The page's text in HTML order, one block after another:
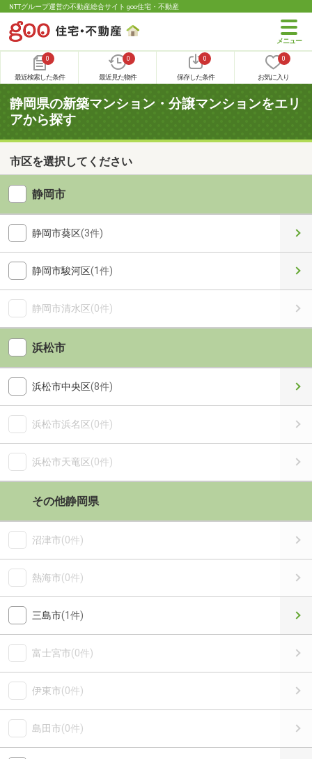
NTTグループ運営の不動産総合サイト goo住宅・不動産
0
最近検索した条件
0
最近見た物件
0
保存した条件
0
お気に入り
静岡県の新築マンション・分譲マンションをエリ
アから探す
市区を選択してください
静岡市
静岡市葵区(3件)
静岡市駿河区(1件)
静岡市清水区(0件)
浜松市
浜松市中央区(8件)
浜松市浜名区(0件)
浜松市天竜区(0件)
その他静岡県
沼津市(0件)
熱海市(0件)
三島市(1件)
富士宮市(0件)
伊東市(0件)
島田市(0件)